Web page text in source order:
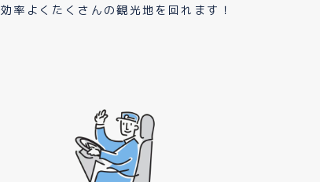
効率よくたくさんの観光地を回れます！